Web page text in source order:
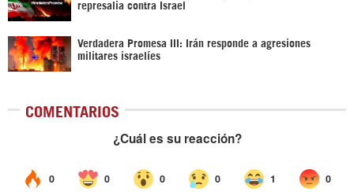
represalia contra Israel
Verdadera Promesa III: Irán responde a agresiones
militares israelíes
COMENTARIOS